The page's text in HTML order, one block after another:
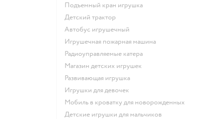
Подъемный кран игрушка
Детский трактор
Автобус игрушечный
Игрушечная пожарная машина
Радиоуправляемые катера
Магазин детских игрушек
Развивающая игрушка
Игрушки для девочек
Мобиль в кроватку для новорожденных
Детские игрушки для мальчиков